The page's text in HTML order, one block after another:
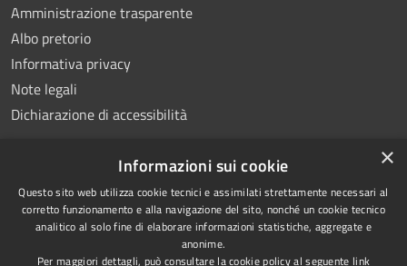
Amministrazione trasparente
Albo pretorio
Informativa privacy
Note legali
Dichiarazione di accessibilità
RSS
Accessibilità
Privacy
Copyright © 2026 • Comune di
Montemiletto • Powered by
Municipium•Accesso
×
Informazioni sui cookie
Questo sito web utilizza cookie tecnici e assimilati strettamente necessari al
corretto funzionamento e alla navigazione del sito, nonché un cookie tecnico
analitico al solo fine di elaborare informazioni statistiche, aggregate e
anonime.
Per maggiori dettagli, può consultare la cookie policy al seguente link